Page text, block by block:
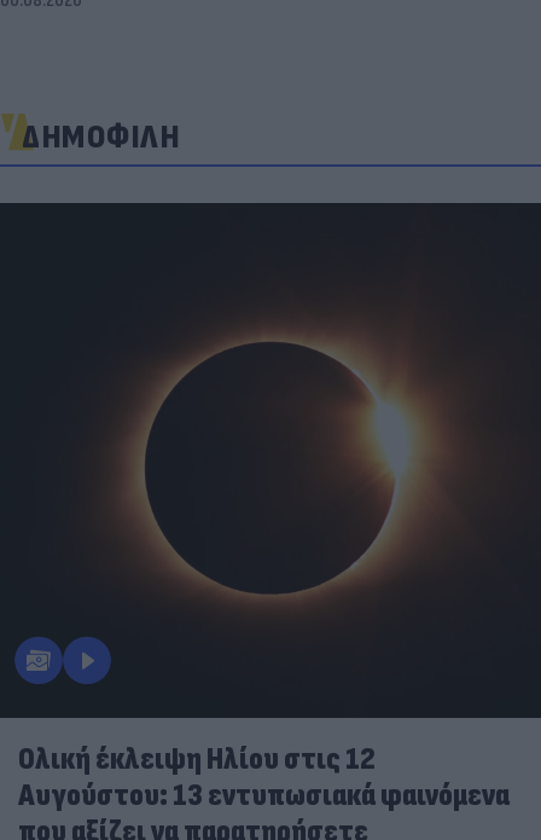
ΔΗΜΟΦΙΛΗ
Ολική έκλειψη Ηλίου στις 12
Αυγούστου: 13 εντυπωσιακά φαινόμενα
που αξίζει να παρατηρήσετε